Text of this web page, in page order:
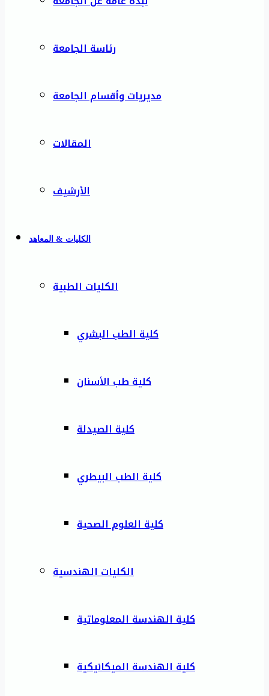
رئاسة الجامعة
مديريات وأقسام الجامعة
المقالات
الأرشيف
الكليات & المعاهد
الكليات الطبية
كلية الطب البشري
كلية طب الأسنان
كلية الصيدلة
كلية الطب البيطري
كلية العلوم الصحية
الكليات الهندسية
كلية الهندسة المعلوماتية
كلية الهندسة الميكانيكية